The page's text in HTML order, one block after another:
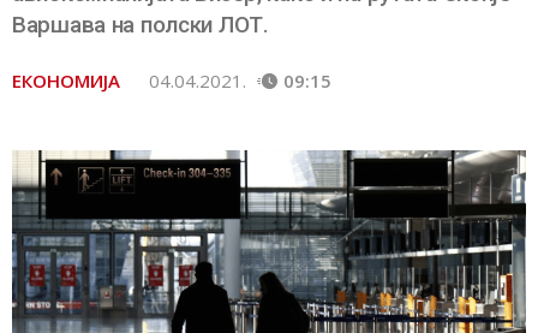
Варшава на полски ЛОТ.
ЕКОНОМИЈА 04.04.2021. 09:15